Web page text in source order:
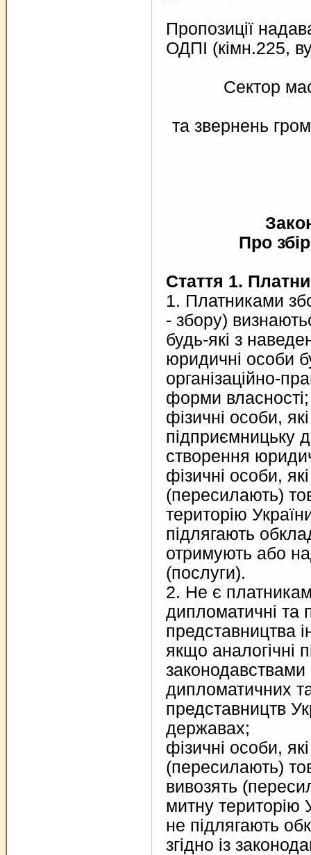
Пропозиції
ОДПІ (кімн.225,
Сектор
та звернень
Про збір
Стаття 1.
1. Платниками
- збору)
будь-які з
юридичні особи
організаційно-
форми власності;
фізичні особи,
підприємницьку
створення
фізичні особи,
(пересилають)
територію
підлягають
отримують або
(послуги).
2. Не є
дипломатичні та
представництва
якщо аналогічні
дипломатичних
представництв
державах;
фізичні особи,
(пересилають)
вивозять
митну територію
не підлягають
згідно із